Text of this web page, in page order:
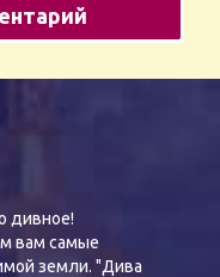
дивное!
вам самые
земли. "Дива